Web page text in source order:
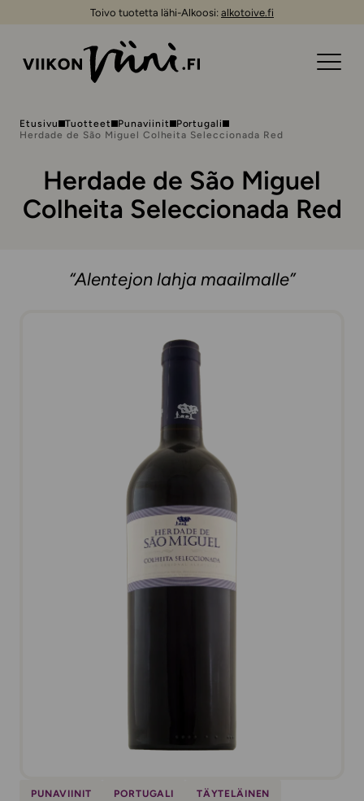
Toivo tuotetta lähi-Alkoosi: alkotoive.fi
Etusivu Tuotteet Punaviinit
Portugali
Herdade de São Miguel Colheita Seleccionada Red
Herdade de São Miguel
Colheita Seleccionada Red
“Alentejon lahja maailmalle”
PUNAVIINIT PORTUGALI TÄYTELÄINEN